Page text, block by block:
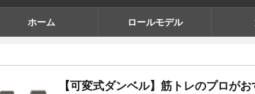
ホーム ロールモデル
【可変式ダンベル】筋トレのプロが